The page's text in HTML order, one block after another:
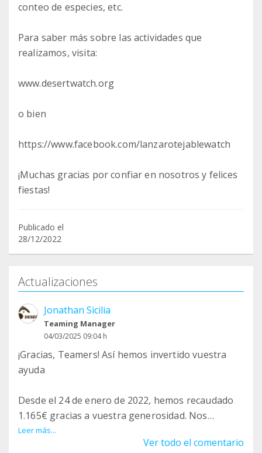
conteo de especies, etc.
Para saber más sobre las actividades que
realizamos, visita:
www.desertwatch.org
o bien
https://www.facebook.com/lanzarotejablewatch
¡Muchas gracias por confiar en nosotros y felices
fiestas!
Publicado el
28/12/2022
Actualizaciones
Jonathan Sicilia
Teaming Manager
04/03/2025 09:04 h
¡Gracias, Teamers! Así hemos invertido vuestra
ayuda
Desde el 24 de enero de 2022, hemos recaudado
1.165€ gracias a vuestra generosidad. Nos
complace compartir en qué hemos destinado
estos fondos para proteger El Jable ️✨:
Leer más...
Ver todo el comentario